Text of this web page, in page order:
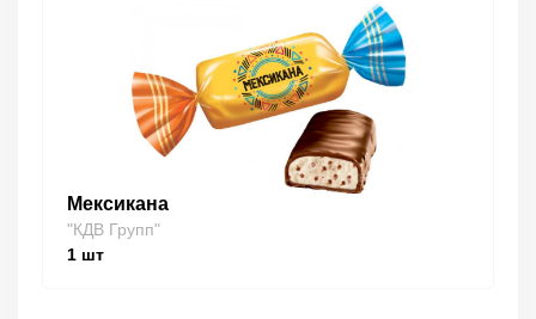
Мексикана
"КДВ Групп"
1 шт